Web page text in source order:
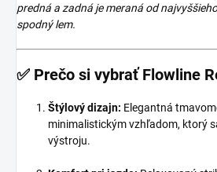
predná a zadná je meraná od
spodný lem.
✅ Prečo si vybrať Flowline
Štýlový dizajn: Elegantná
minimalistickým vzhľadom, ktorý
výstroju.